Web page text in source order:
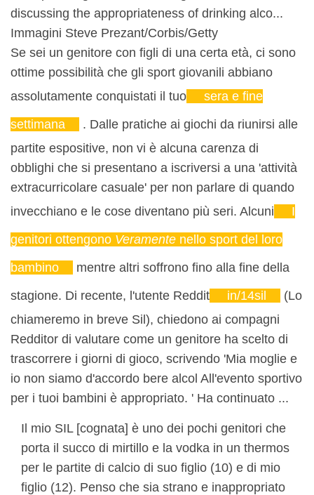
Immagini Steve Prezant/Corbis/Getty
Se sei un genitore con figli di una certa età, ci sono
ottime possibilità che gli sport giovanili abbiano
assolutamente conquistati il ​​tuo
sera e fine
settimana
. Dalle pratiche ai giochi da riunirsi alle
partite espositive, non vi è alcuna carenza di
obblighi che si presentano a iscriversi a una 'attività
extracurricolare casuale' per non parlare di quando
invecchiano e le cose diventano più seri. Alcuni
I
genitori ottengono Veramente nello sport del loro
bambino
mentre altri soffrono fino alla fine della
stagione. Di recente, l'utente Reddit
in/14sil
(Lo
chiameremo in breve Sil), chiedono ai compagni
Redditor di valutare come un genitore ha scelto di
trascorrere i giorni di gioco, scrivendo 'Mia moglie e
io non siamo d'accordo bere alcol All'evento sportivo
per i tuoi bambini è appropriato. ' Ha continuato ...
Il mio SIL [cognata] è uno dei pochi genitori che
porta il succo di mirtillo e la vodka in un thermos
per le partite di calcio di suo figlio (10) e di mio
figlio (12). Penso che sia strano e inappropriato